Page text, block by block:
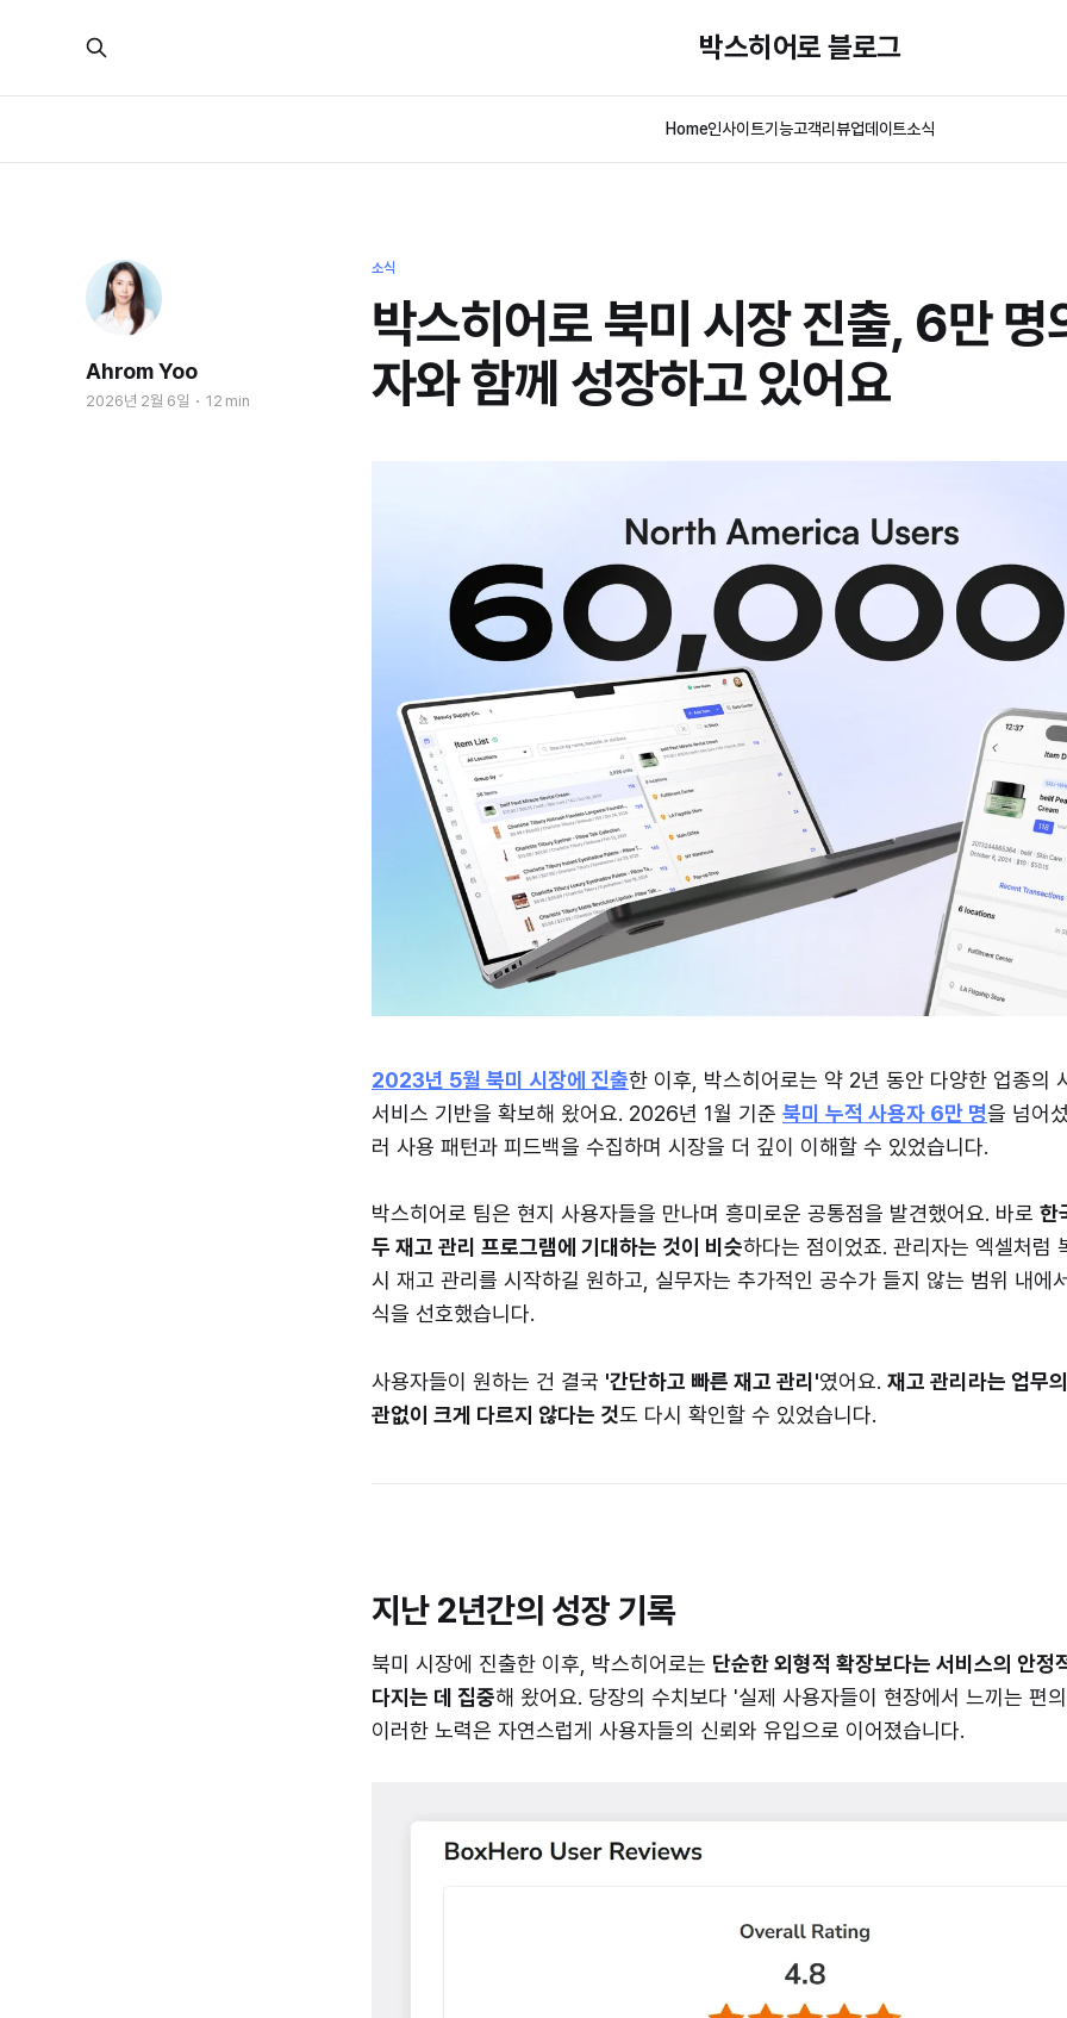
박스히어로 블로그
Home인사이트기능고객리뷰업데이트소식
소식
박스히어로 북미 시장 진출, 6만 명
자와 함께 성장하고 있어요
Ahrom Yoo
2026년 2월 6일 12 min
2023년 5월 북미 시장에 진출한 이후, 박스히어로는 약 2년 동안 다양한 업종의
서비스 기반을 확보해 왔어요. 2026년 1월 기준 북미 누적 사용자 6만 명을 넘어
러 사용 패턴과 피드백을 수집하며 시장을 더 깊이 이해할 수 있었습니다.
박스히어로 팀은 현지 사용자들을 만나며 흥미로운 공통점을 발견했어요. 바로 한
두 재고 관리 프로그램에 기대하는 것이 비슷하다는 점이었죠. 관리자는 엑셀처럼
시 재고 관리를 시작하길 원하고, 실무자는 추가적인 공수가 들지 않는 범위 내에
식을 선호했습니다.
사용자들이 원하는 건 결국 '간단하고 빠른 재고 관리'였어요. 재고 관리라는 업무
관없이 크게 다르지 않다는 것도 다시 확인할 수 있었습니다.
지난 2년간의 성장 기록
북미 시장에 진출한 이후, 박스히어로는 단순한 외형적 확장보다는 서비스의 안정
다지는 데 집중해 왔어요. 당장의 수치보다 '실제 사용자들이 현장에서 느끼는 편
이러한 노력은 자연스럽게 사용자들의 신뢰와 유입으로 이어졌습니다.